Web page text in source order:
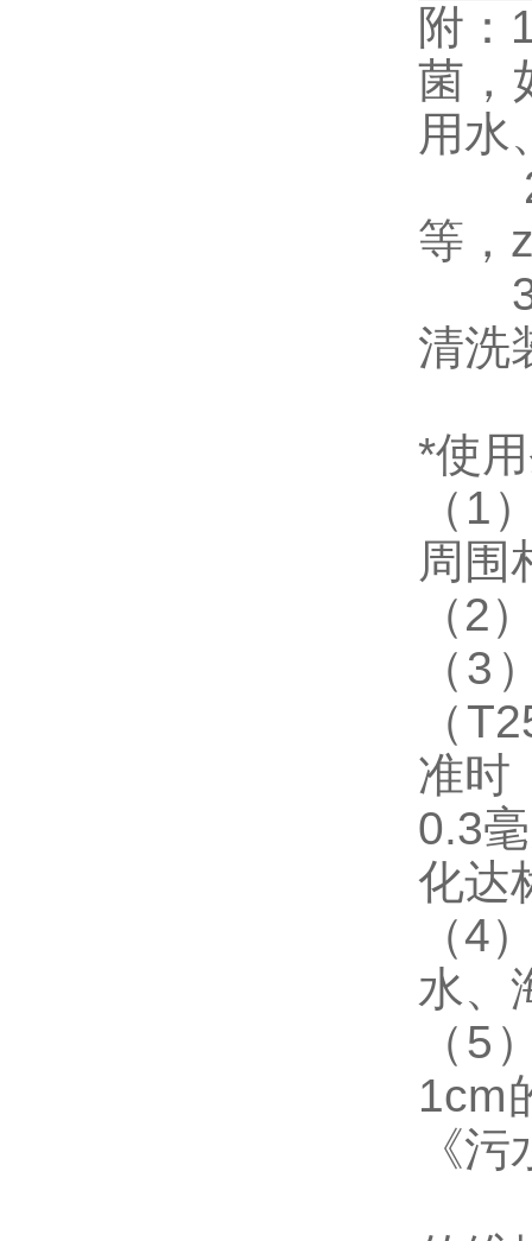
附：
菌，
用水
2
等，
3．
清洗
*使
（1
周围
（2
（3
（
准时
0.3
化达
（4
水、
（5
1cm
《